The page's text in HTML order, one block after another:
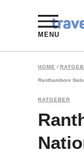
MENU
HOME /
Ranthambore
RATGEBER